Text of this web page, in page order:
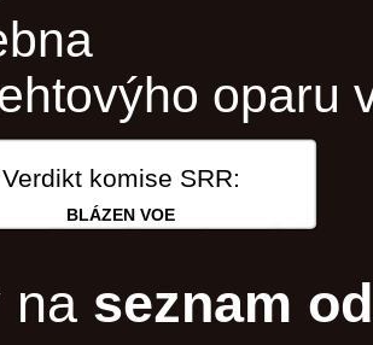
oparu
Verdikt komise SRR:
BLÁZEN VOE
na seznam